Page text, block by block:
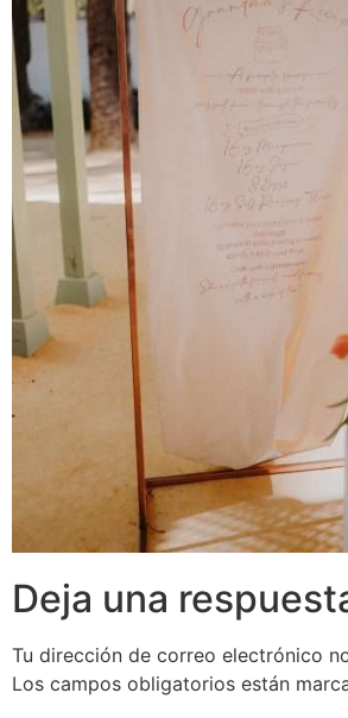
Deja una
Tu dirección de correo electrónico
Los campos obligatorios están